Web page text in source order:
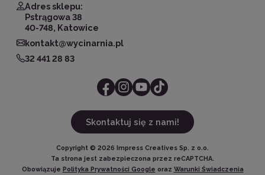
Adres sklepu:
Pstrągowa 38
40-748, Katowice
kontakt@wycinarnia.pl
32 441 28 83
Skontaktuj się z nami!
Copyright © 2026 Impress Creatives Sp. z o.o.
Ta strona jest zabezpieczona przez reCAPTCHA.
Obowiązuje Polityka Prywatności Google oraz Warunki Świadczenia